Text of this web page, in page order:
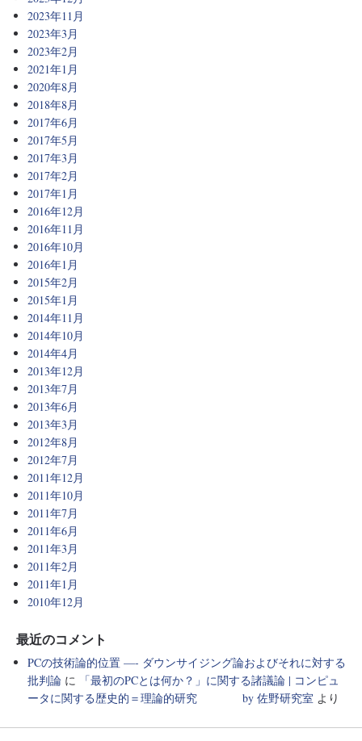
2023年11月
2023年3月
2023年2月
2021年1月
2020年8月
2018年8月
2017年6月
2017年5月
2017年3月
2017年2月
2017年1月
2016年12月
2016年11月
2016年10月
2016年1月
2015年2月
2015年1月
2014年11月
2014年10月
2014年4月
2013年12月
2013年7月
2013年6月
2013年3月
2012年8月
2012年7月
2011年12月
2011年10月
2011年7月
2011年6月
2011年3月
2011年2月
2011年1月
2010年12月
最近のコメント
PCの技術論的位置 —- ダウンサイジング論およびそれに対する
批判論 に
「最初のPCとは何か？」に関する諸議論 | コンピュ
ータに関する歴史的＝理論的研究 by 佐野研究室 より